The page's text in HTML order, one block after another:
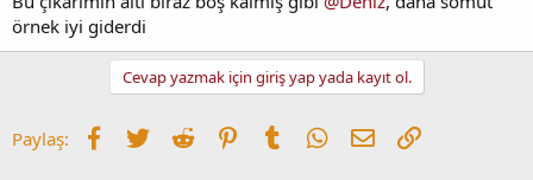
örnek iyi giderdi
Cevap yazmak için giriş yap yada kayıt ol.
Paylaş: Facebook
TwitterReddit PinterestTumblrWhatsApp
E-postaLink